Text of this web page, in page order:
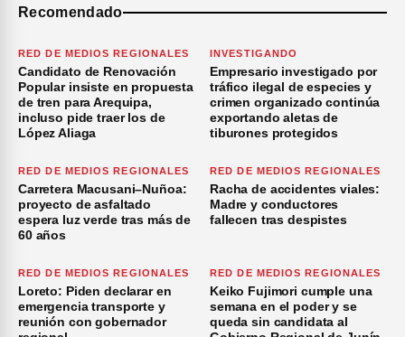
Recomendado
RED DE MEDIOS REGIONALES
Candidato de Renovación
Popular insiste en propuesta
de tren para Arequipa,
incluso pide traer los de
López Aliaga
INVESTIGANDO
Empresario investigado por
tráfico ilegal de especies y
crimen organizado continúa
exportando aletas de
tiburones protegidos
RED DE MEDIOS REGIONALES
Carretera Macusani–Nuñoa:
proyecto de asfaltado
espera luz verde tras más de
60 años
RED DE MEDIOS REGIONALES
Racha de accidentes viales:
Madre y conductores
fallecen tras despistes
RED DE MEDIOS REGIONALES
Loreto: Piden declarar en
emergencia transporte y
reunión con gobernador
RED DE MEDIOS REGIONALES
Keiko Fujimori cumple una
semana en el poder y se
queda sin candidata al